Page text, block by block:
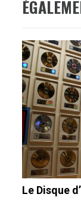
Le Disque